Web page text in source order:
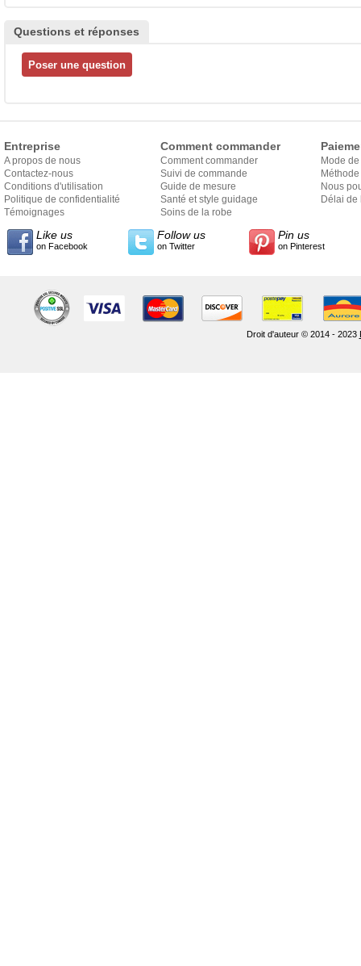
Questions et réponses
Entreprise
A propos de nous
Contactez-nous
Conditions d'utilisation
Politique de confidentialité
Témoignages
Comment commander
Comment commander
Suivi de commande
Guide de mesure
Santé et style guidage
Soins de la robe
Mode
Nous
Délai de
Like us
on Facebook
Follow us
on Twitter
Pin us
on Pinterest
Droit d'auteur © 2014 - 2023